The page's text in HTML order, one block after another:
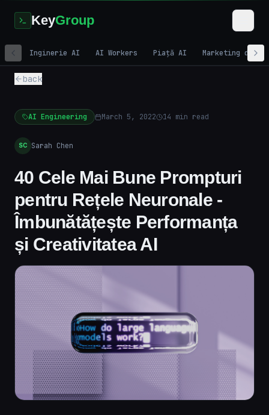
KeyGroup
Inginerie AI AI Workers Piață AI Marketing
back
AI Engineering March 5, 2022 14 min read
SC Sarah Chen
40 Cele Mai Bune Prompturi
pentru Rețele Neuronale -
Îmbunătățește Performanța
și Creativitatea AI